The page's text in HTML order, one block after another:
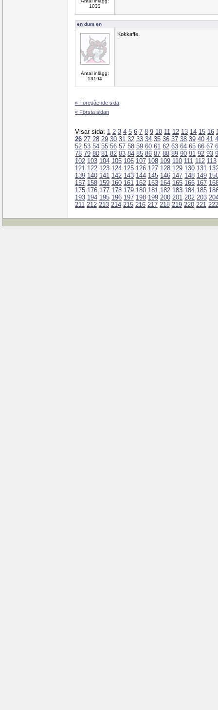
1033
en dum en
Antal inlägg:
13194
Kokkaffe.
« Föregående sida
« Första sidan
Visar sida: 1 2 3 4 5 6 7 8 9 10 11 12 13 14 15 16
26 27 28 29 30 31 32 33 34 35 36 37 38 39 40 41
52 53 54 55 56 57 58 59 60 61 62 63 64 65 66 67
78 79 80 81 82 83 84 85 86 87 88 89 90 91 92 93
102 103 104 105 106 107 108 109 110 111 112 113
121 122 123 124 125 126 127 128 129 130 131
139 140 141 142 143 144 145 146 147 148 149
157 158 159 160 161 162 163 164 165 166 167
175 176 177 178 179 180 181 182 183 184 185
193 194 195 196 197 198 199 200 201 202 203
211 212 213 214 215 216 217 218 219 220 221 222